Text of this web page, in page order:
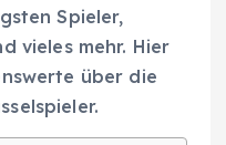
Spieler,
vieles mehr. Hier
über die